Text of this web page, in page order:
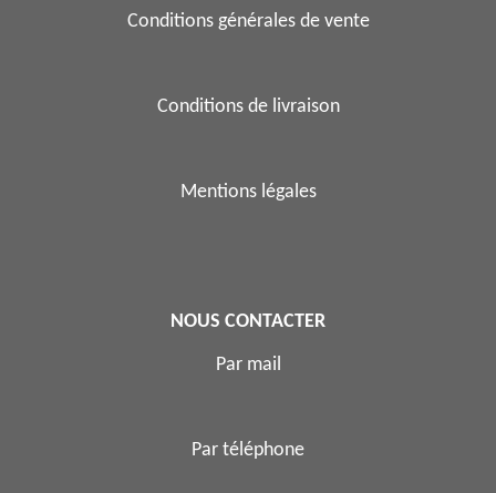
Conditions générales de vente
Conditions de livraison
Mentions légales
NOUS CONTACTER
Par mail
Par téléphone